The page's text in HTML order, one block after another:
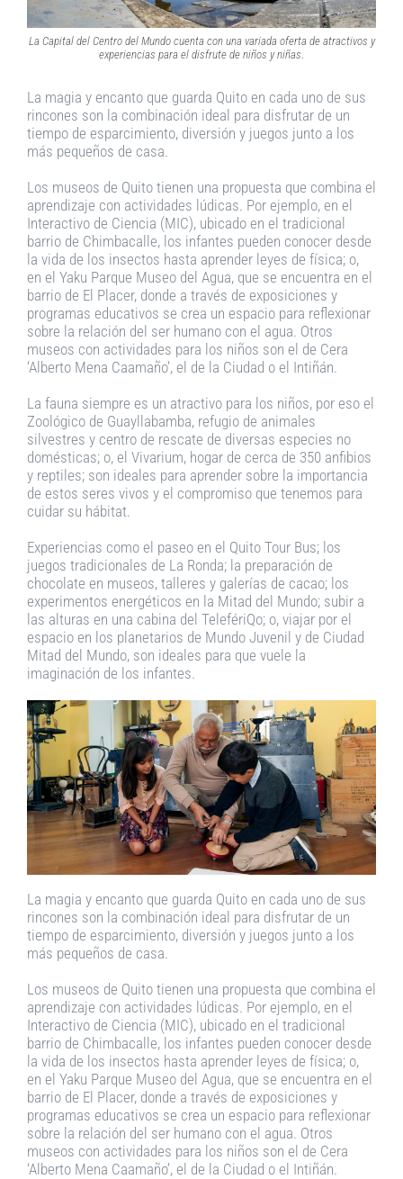
La Capital del Centro del Mundo cuenta con una variada oferta de atractivos y
experiencias para el disfrute de niños y niñas
La magia y encanto que guarda Quito en cada uno de sus
rincones son la combinación ideal para disfrutar de un
tiempo de esparcimiento, diversión y juegos junto a los
más pequeños de casa.
Los museos de Quito tienen una propuesta que combina el
aprendizaje con actividades lúdicas. Por ejemplo, en el
Interactivo de Ciencia (MIC), ubicado en el tradicional
barrio de Chimbacalle, los infantes pueden conocer desde
la vida de los insectos hasta aprender leyes de física; o,
en el Yaku Parque Museo del Agua, que se encuentra en el
barrio de El Placer, donde a través de exposiciones y
programas educativos se crea un espacio para reflexionar
sobre la relación del ser humano con el agua. Otros
museos con actividades para los niños son el de Cera
‘Alberto Mena Caamaño’, el de la Ciudad o el Intiñán.
La fauna siempre es un atractivo para los niños, por eso el
Zoológico de Guayllabamba, refugio de animales
silvestres y centro de rescate de diversas especies no
domésticas; o, el Vivarium, hogar de cerca de 350 anfibios
y reptiles; son ideales para aprender sobre la importancia
de estos seres vivos y el compromiso que tenemos para
cuidar su hábitat.
Experiencias como el paseo en el Quito Tour Bus; los
juegos tradicionales de La Ronda; la preparación de
chocolate en museos, talleres y galerías de cacao; los
experimentos energéticos en la Mitad del Mundo; subir a
las alturas en una cabina del TelefériQo; o, viajar por el
espacio en los planetarios de Mundo Juvenil y de Ciudad
Mitad del Mundo, son ideales para que vuele la
imaginación de los infantes.
La magia y encanto que guarda Quito en cada uno de sus
rincones son la combinación ideal para disfrutar de un
tiempo de esparcimiento, diversión y juegos junto a los
más pequeños de casa.
Los museos de Quito tienen una propuesta que combina el
aprendizaje con actividades lúdicas. Por ejemplo, en el
Interactivo de Ciencia (MIC), ubicado en el tradicional
barrio de Chimbacalle, los infantes pueden conocer desde
la vida de los insectos hasta aprender leyes de física; o,
en el Yaku Parque Museo del Agua, que se encuentra en el
barrio de El Placer, donde a través de exposiciones y
programas educativos se crea un espacio para reflexionar
sobre la relación del ser humano con el agua. Otros
museos con actividades para los niños son el de Cera
‘Alberto Mena Caamaño’, el de la Ciudad o el Intiñán.